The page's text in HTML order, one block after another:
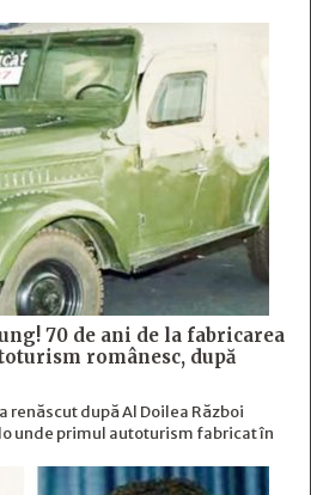
70 de ani de la fabricarea
românesc, după
renăscut după Al Doilea Război
unde primul autoturism fabricat în